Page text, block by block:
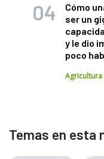
Cómo
ser un
y le dio
poco
Agricultura
Temas en esta